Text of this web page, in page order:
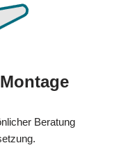
Beratung